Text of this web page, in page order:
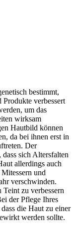
bestimmt,
verbessert
um das
wirksam
Hautbild können
da bei ihnen erst in
Der
sich Altersfalten
allerdings auch
und
verschwinden.
zu verbessern
der Pflege Ihres
die Haut zu einer
werden sollte.